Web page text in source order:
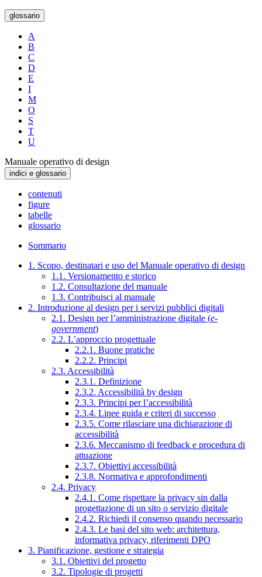
glossario
A
B
C
D
E
I
M
O
S
T
U
Manuale operativo di design
indici e glossario
contenuti
figure
tabelle
glossario
Sommario
1. Scopo, destinatari e uso del Manuale operativo di design
1.1. Versionamento e storico
1.2. Consultazione del manuale
1.3. Contribuisci al manuale
2. Introduzione al design per i servizi pubblici digitali
2.1. Design per l’amministrazione digitale (e-
government)
2.2. L’approccio progettuale
2.2.1. Buone pratiche
2.2.2. Principi
2.3. Accessibilità
2.3.1. Definizione
2.3.2. Accessibilità by design
2.3.3. Principi per l’accessibilità
2.3.4. Linee guida e criteri di successo
2.3.5. Come rilasciare una dichiarazione di
accessibilità
2.3.6. Meccanismo di feedback e procedura di
attuazione
2.3.7. Obiettivi accessibilità
2.3.8. Normativa e approfondimenti
2.4. Privacy
2.4.1. Come rispettare la privacy sin dalla
progettazione di un sito o servizio digitale
2.4.2. Richiedi il consenso quando necessario
2.4.3. Le basi del sito web: architettura,
informativa privacy, riferimenti DPO
3. Pianificazione, gestione e strategia
3.1. Obiettivi del progetto
3.2. Tipologie di progetti